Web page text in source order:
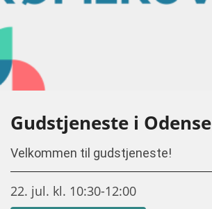
Gudstjeneste i Odense
Velkommen til gudstjeneste!
22. jul. kl. 10:30-12:00